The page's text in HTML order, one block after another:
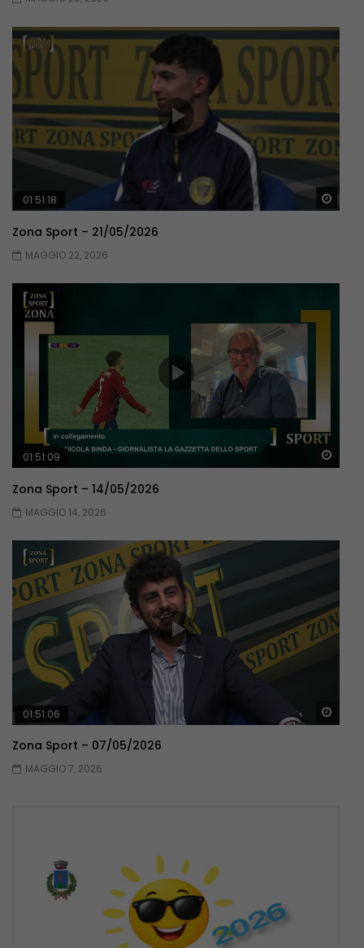
01:51:18
Zona Sport – 21/05/2026
MAGGIO 22, 2026
01:51:09
Zona Sport – 14/05/2026
MAGGIO 14, 2026
01:51:06
Zona Sport – 07/05/2026
MAGGIO 7, 2026